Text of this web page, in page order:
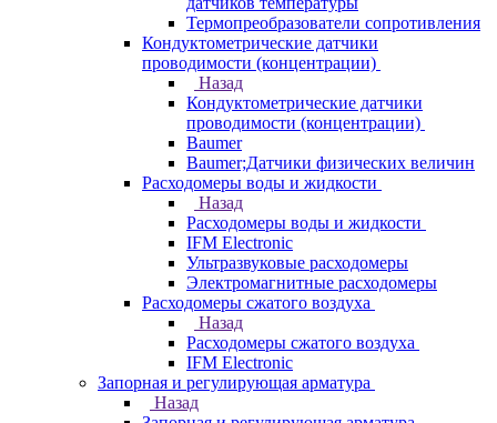
Термопреобразователи сопротивления
Кондуктометрические датчики
проводимости (концентрации)
Назад
Кондуктометрические датчики
проводимости (концентрации)
Baumer
Baumer;Датчики физических величин
Расходомеры воды и жидкости
Назад
Расходомеры воды и жидкости
IFM Electronic
Ультразвуковые расходомеры
Электромагнитные расходомеры
Расходомеры сжатого воздуха
Назад
Расходомеры сжатого воздуха
IFM Electronic
Запорная и регулирующая арматура
Назад